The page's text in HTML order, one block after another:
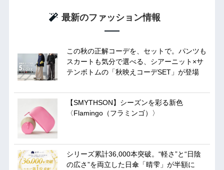
最新のファッション情報
この秋の正解コーデを、セットで。パンツも
スカートも気分で選べる、シアーニット×サ
テンボトムの「秋映えコーデSET」が登場
【SMYTHSON】シーズンを彩る新色
〈Flamingo（フラミンゴ）〉
シリーズ累計36,000本突破。“軽さ”と“日陰
の広さ”を両立した日傘「晴雫」が半額に